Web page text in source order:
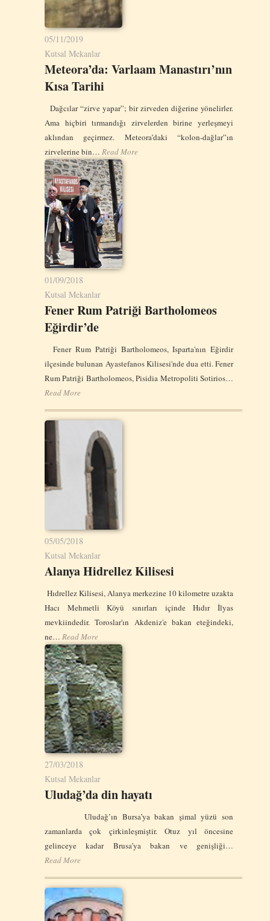
05/11/2019
Kutsal Mekanlar
Meteora’da: Varlaam Manastırı’nın
Kısa Tarihi
Dağcılar “zirve yapar”; bir zirveden diğerine yönelirler.
Ama hiçbiri tırmandığı zirvelerden birine yerleşmeyi
aklından geçirmez. Meteora’daki “kolon-dağlar”ın
zirvelerine bin… Read More
01/09/2018
Kutsal Mekanlar
Fener Rum Patriği Bartholomeos
Eğirdir’de
Fener Rum Patriği Bartholomeos, Isparta'nın Eğirdir
ilçesinde bulunan Ayastefanos Kilisesi'nde dua etti. Fener
Rum Patriği Bartholomeos, Pisidia Metropoliti Sotirios…
Read More
05/05/2018
Kutsal Mekanlar
Alanya Hidrellez Kilisesi
Hıdrellez Kilisesi, Alanya merkezine 10 kilometre uzakta
Hacı Mehmetli Köyü sınırları içinde Hıdır İlyas
mevkiindedir. Toroslar'ın Akdeniz'e bakan eteğindeki,
ne… Read More
27/03/2018
Kutsal Mekanlar
Uludağ’da din hayatı
Uludağ’ın Bursa’ya bakan şimal yüzü son
zamanlarda çok çirkinleşmiştir. Otuz yıl öncesine
gelinceye kadar Brusa’ya bakan ve genişliği…
Read More